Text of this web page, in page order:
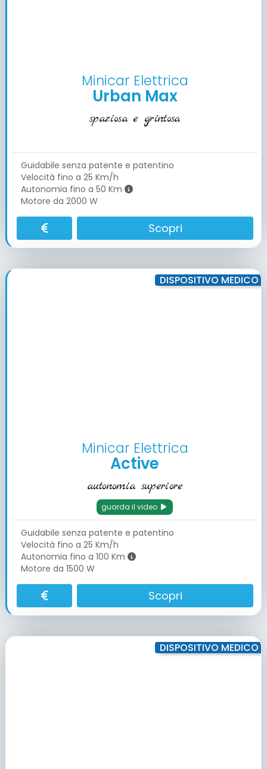
Minicar Elettrica
Urban Max
spaziosa e grintosa
Guidabile senza patente e patentino
Velocità fino a 25 Km/h
Autonomia fino a 50 Km
Motore da 2000 W
Scopri
DISPOSITIVO MEDICO
Minicar Elettrica
Active
autonomia superiore
guarda il video
Guidabile senza patente e patentino
Velocità fino a 25 Km/h
Autonomia fino a 100 Km
Motore da 1500 W
Scopri
DISPOSITIVO MEDICO